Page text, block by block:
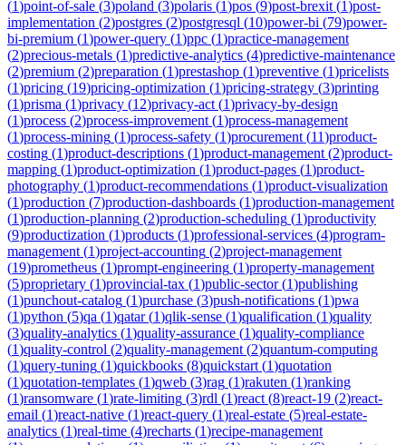
(1)point-of-sale (3)poland (3)polaris (1)pos (9)post-brexit (1)post-
implementation (2)postgres (2)postgresql (10)power-bi (79)power-
bi-premium (1)power-query (1)ppc (1)practice-management
(2)precious-metals (1)predictive-analytics (4)predictive-maintenance
(2)premium (2)preparation (1)prestashop (1)preventive (1)pricelists
(1)pricing (19)pricing-optimization (1)pricing-strategy (3)printing
(1)prisma (1)privacy (12)privacy-act (1)privacy-by-design
(1)process (2)process-improvement (1)process-management
(1)process-mining (1)process-safety (1)procurement (11)product-
costing (1)product-descriptions (1)product-management (2)product-
mapping (1)product-optimization (1)product-pages (1)product-
photography (1)product-recommendations (1)product-visualization
(1)production (7)production-dashboards (1)production-management
(1)production-planning (2)production-scheduling (1)productivity
(9)productization (1)products (1)professional-services (4)program-
management (1)project-accounting (2)project-management
(19)prometheus (1)prompt-engineering (1)property-management
(5)proprietary (1)provincial-tax (1)public-sector(1)publishing
(1)punchout-catalog (1)purchase (3)push-notifications (1)pwa
(1)python (5)qa (1)qatar(1)qlik-sense (1)qualification (1)quality
(3)quality-analytics (1)quality-assurance (1)quality-compliance
(1)quality-control (2)quality-management (2)quantum-computing
(1)query-tuning (1)quickbooks (8)quickstart (1)quotation
(1)quotation-templates (1)qweb (3)rag (1)rakuten (1)ranking
(1)ransomware (1)rate-limiting (3)rdl (1)react (8)react-19 (2)react-
email (1)react-native (1)react-query (1)real-estate (5)real-estate-
analytics (1)real-time (4)recharts (1)recipe-management